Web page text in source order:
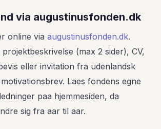
via augustinusfonden.dk
online via augustinusfonden.dk.
(max 2 sider), CV,
eller invitation fra udenlandsk
Laes fondens egne
paa hjemmesiden, da
sig fra aar til aar.